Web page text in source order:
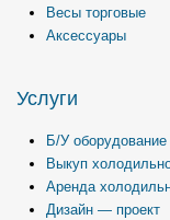
Весы торговые
Аксессуары
Услуги
Б/У оборудование
Выкуп
Аренда
Дизайн — проект